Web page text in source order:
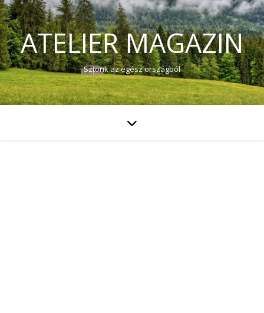
ATELIER MAGAZIN
Sztorik az egész országból